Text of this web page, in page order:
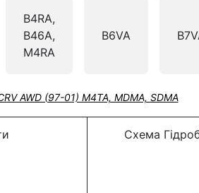
B4RA,
B46A,
M4RA
B6VA
AWD (97-01) M4TA, MDMA, SDMA
Схема